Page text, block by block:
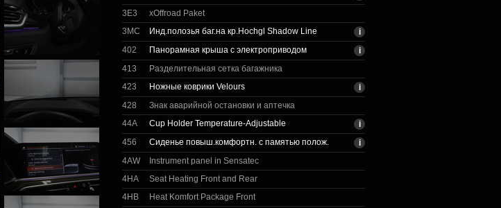
3E3
xOffroad Paket
3MC
Инд.полозья баг.на кр.Hochgl Shadow Line
402
Панорамная крыша с электроприводом
413
Разделительная сетка багажника
423
Ножные коврики Velours
428
Знак аварийной остановки и аптечка
44A
Cup Holder Temperature-Adjustable
456
Сиденье повыш.комфортн. с памятью полож.
4AW
Instrument panel in Sensatec
4HA
Seat Heating Front and Rear
4HB
Heat Komfort Package Front